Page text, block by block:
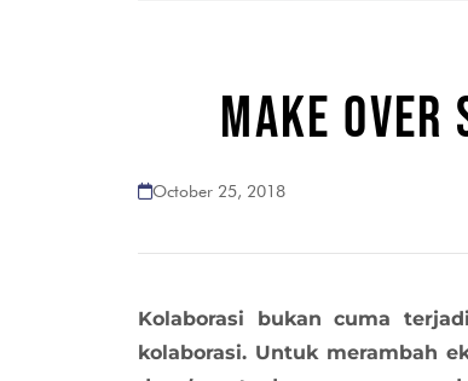
MAKE OVER
October 25, 2018
Kolaborasi bukan cuma
kolaborasi. Untuk merambah